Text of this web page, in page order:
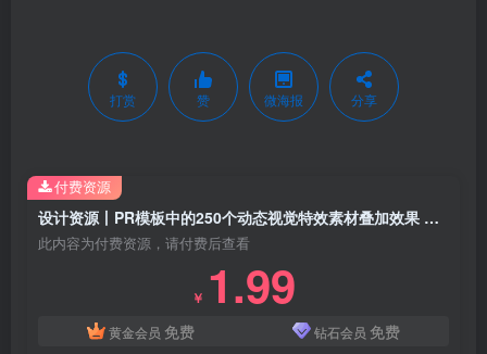
打赏 赞 微海报 分享
设计资源丨PR模板中的250个动态视觉特效素材叠加效果 模板分享
此内容为付费资源，请付费后查看
￥ 1.99
黄金会员 免费 钻石会员 免费
付费资源